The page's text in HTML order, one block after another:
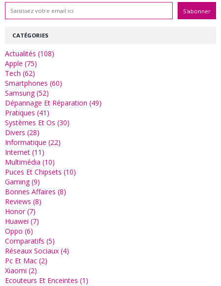
CATÉGORIES
Actualités (108)
Apple (75)
Tech (62)
Smartphones (60)
Samsung (52)
Dépannage Et Réparation (49)
Pratiques (41)
Systèmes Et Os (30)
Divers (28)
Informatique (22)
Internet (11)
Multimédia (10)
Puces Et Chipsets (10)
Gaming (9)
Bonnes Affaires (8)
Reviews (8)
Honor (7)
Huawei (7)
Oppo (6)
Comparatifs (5)
Réseaux Sociaux (4)
Pc Et Mac (2)
Xiaomi (2)
Ecouteurs Et Enceintes (1)